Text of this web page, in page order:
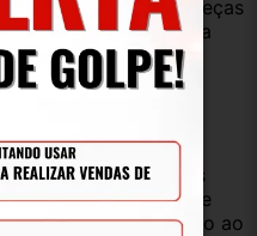
nem todas as peças
fique à vontade para
veículo, em
25 anos
vans,
Todas com
Produtos
e proveniente de
baixados junto ao